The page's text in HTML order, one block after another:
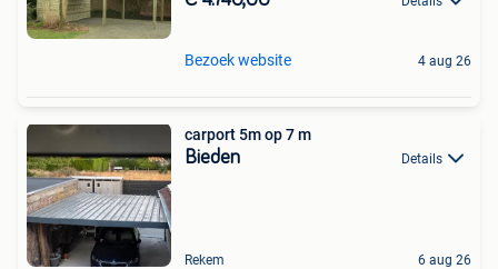
Bezoek website 4 aug 26
carport 5m op 7 m
Bieden Details
Rekem 6 aug 26